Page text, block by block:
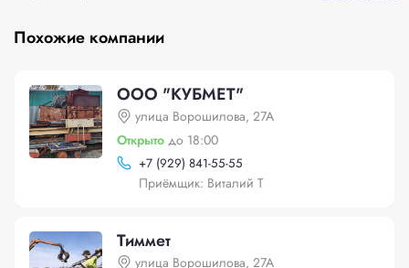
Похожие компании
ООО "КУБМЕТ"
улица Ворошилова, 27А
Открыто до 18:00
+7 (929) 841-55-55
Приёмщик: Виталий Т
Тиммет
улица Ворошилова, 27А